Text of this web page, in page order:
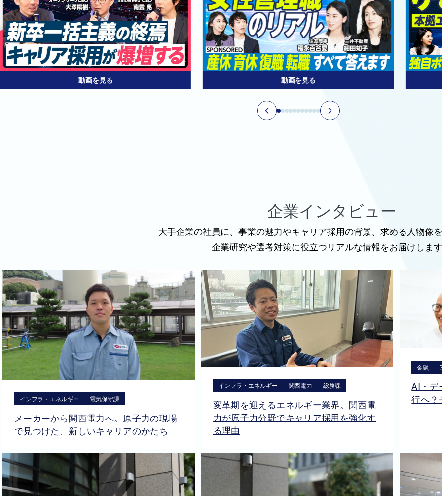
動画を見る 動画を見る
企業インタビュー
大手企業の社員に、事業の魅力やキャリア採用の背景、求める人物像
企業研究や選考対策に役立つリアルな情報をお届けしま
インフラ・エネルギー 電気保守課
メーカーから関西電力へ。原子力の現場
で見つけた、新しいキャリアのかたち
インフラ・エネルギー 関西電力 総務課
変革期を迎えるエネルギー業界。関西電
力が原子力分野でキャリア採用を強化す
る理由
金融
AI・デ
行へ？